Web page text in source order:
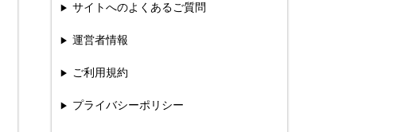
サイトへのよくあるご質問
運営者情報
ご利用規約
プライバシーポリシー